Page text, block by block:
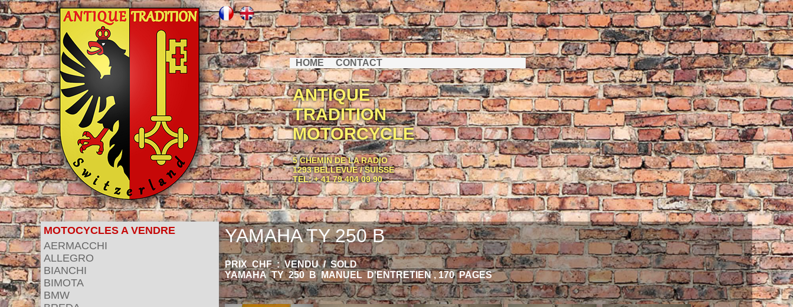
HOME CONTACT
ANTIQUE
TRADITION
MOTORCYCLE
5 CHEMIN DE LA RADIO
1293 BELLEVUE / SUISSE
TEL: + 41 79 404 09 90
MOTOCYCLES A VENDRE
AERMACCHI
ALLEGRO
BIANCHI
BIMOTA
BMW
YAMAHA TY 250 B
PRIX CHF : VENDU / SOLD
YAMAHA TY 250 B MANUEL D'ENTRETIEN , 170 PAGES